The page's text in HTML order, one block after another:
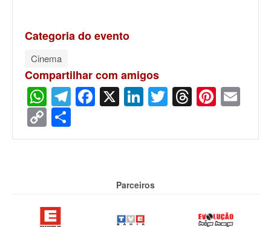
Categoria do evento
Cinema
Compartilhar com amigos
WhatsApp
Telegram
Facebook
X LinkedIn
Twitter
Threads
Copy
Link
Parceiros